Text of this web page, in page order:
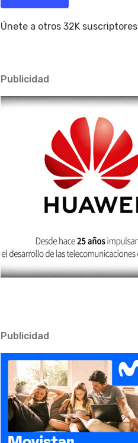
Únete a otros 32K suscriptores
Publicidad
Publicidad